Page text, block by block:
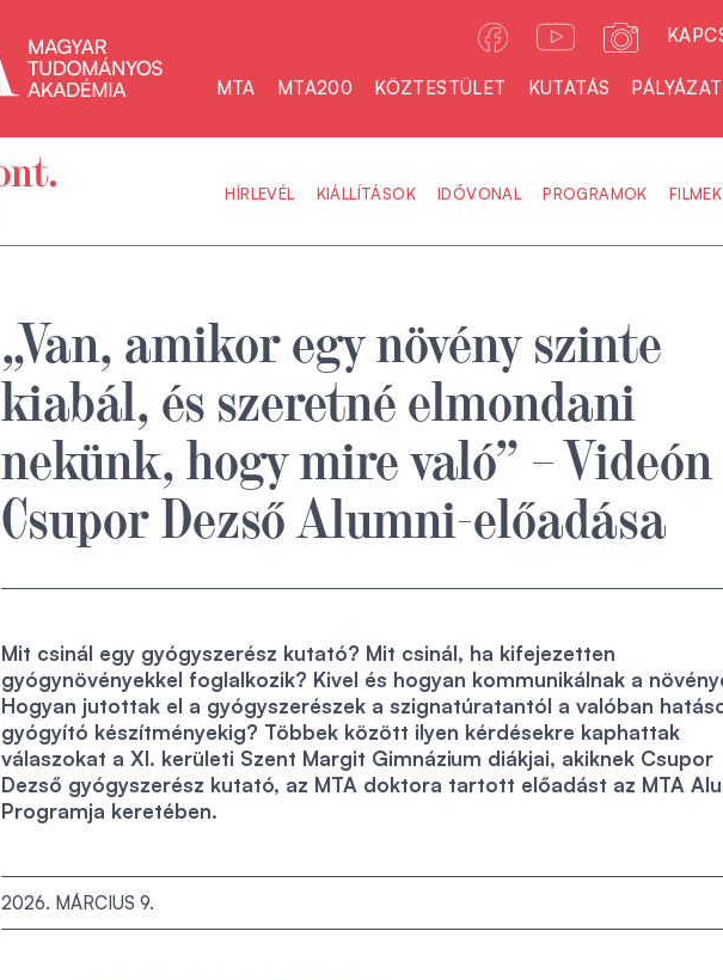
MTA MTA200 KÖZTESTÜLET KUTATÁS
HÍRLEVÉL KIÁLLÍTÁSOK IDŐVONAL PROGRAMOK FILMEK
„Van, amikor egy növény szinte
kiabál, és szeretné elmondani
nekünk, hogy mire való” – Videón
Csupor Dezső Alumni-előadása
Mit csinál egy gyógyszerész kutató? Mit csinál, ha kifejezetten
gyógynövényekkel foglalkozik? Kivel és hogyan kommunikálnak a
Hogyan jutottak el a gyógyszerészek a szignatúratantól a valóban
gyógyító készítményekig? Többek között ilyen kérdésekre kaphattak
válaszokat a XI. kerületi Szent Margit Gimnázium diákjai, akiknek Csupor
Dezső gyógyszerész kutató, az MTA doktora tartott előadást az MTA
Programja keretében.
2026. MÁRCIUS 9.